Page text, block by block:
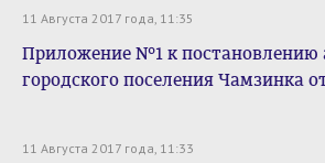
11 Августа 2017 года, 11:35
Приложение №1 к постановлению
городского поселения Чамзинка
11 Августа 2017 года, 11:33